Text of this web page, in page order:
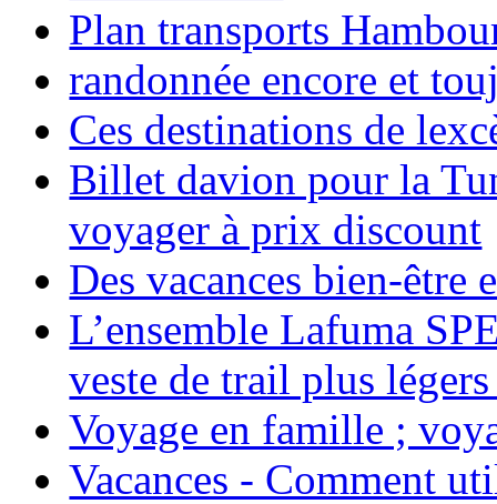
Plan transports
randonnée encore et
Ces destinations de
Billet davion pour la
voyager à prix discount
Des vacances bien-être
L’ensemble Lafuma
veste de trail plus
Voyage en famille ;
Vacances - Comment